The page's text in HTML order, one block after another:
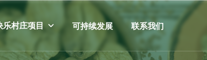
乐村庄项目 可持续发展 联系我们